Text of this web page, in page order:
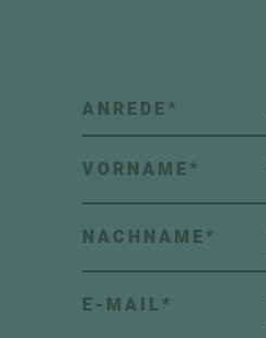
ANREDE*
VORNAME*
NACHNAME*
E-MAIL *